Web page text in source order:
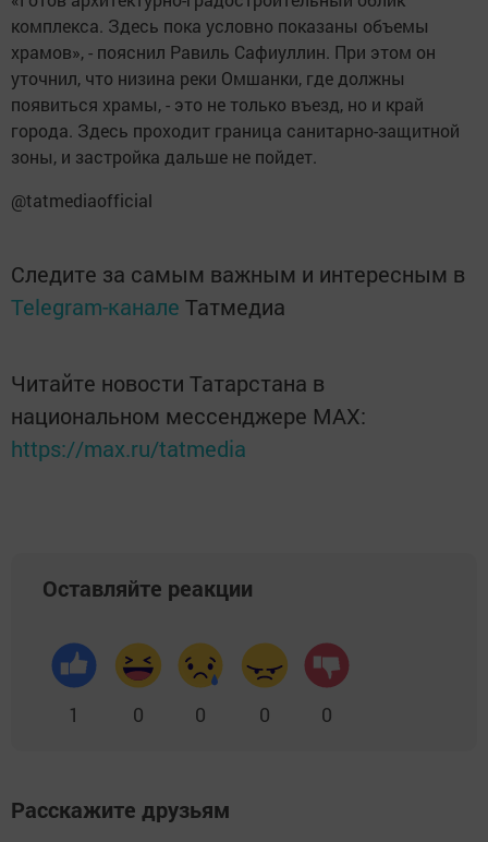
комплекса. Здесь пока условно показаны объемы
храмов», - пояснил Равиль Сафиуллин. При этом он
уточнил, что низина реки Омшанки, где должны
появиться храмы, - это не только въезд, но и край
города. Здесь проходит граница санитарно-защитной
зоны, и застройка дальше не пойдет.
@tatmediaofficial
Следите за самым важным и интересным в
Telegram-канале Татмедиа
Читайте новости Татарстана в
национальном мессенджере MАХ:
https://max.ru/tatmedia
Оставляйте реакции
1 0 0 0 0
Расскажите друзьям